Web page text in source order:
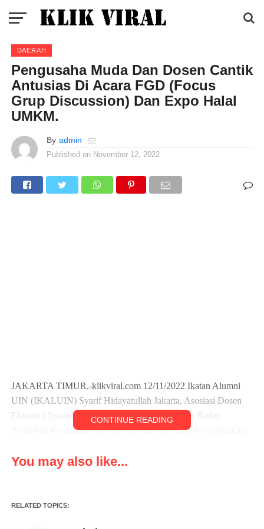
DAERAH
Pengusaha Muda Dan Dosen Cantik
Antusias Di Acara FGD (Focus
Grup Discussion) Dan Expo Halal
UMKM.
By admin
Published on November 12, 2022
JAKARTA TIMUR,-klikviral.com 12/11/2022 Ikatan Alumni
UIN (IKALUIN) Syarif Hidayatullah Jakarta, Asosiasi Dosen
Ekonomi Syariah (ADESY) bekerjasama dengan Badan
Pengelola Keuangan Haji (BPKH) dan Direktur Penyelenggara
Focus Grup Discussion (FGD) dengan tema: “Penguatan
Dalam acara FGD & Expo Halal UKM, Banyak para UKM
CONTINUE READING
You may also like...
RELATED TOPICS: